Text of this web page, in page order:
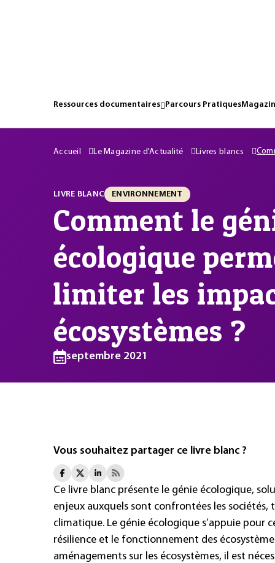
Ressources documentaires Parcours Pratiques
Accueil Le Magazine d'Actualité Livres blancs
LIVRE BLANC ENVIRONNEMENT
Comment le
écologique
limiter les
écosystèmes ?
septembre 2021
Vous souhaitez partager ce livre blanc ?
Ce livre blanc présente le génie écologique,
enjeux auxquels sont confrontées les sociétés,
climatique. Le génie écologique s’appuie pour
résilience et le fonctionnement des
aménagements sur les écosystèmes, il est